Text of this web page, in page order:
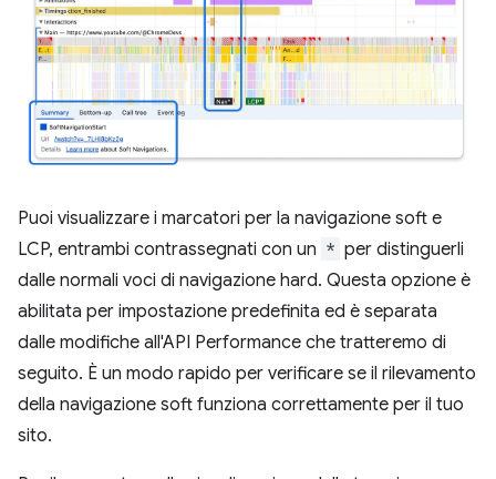
Puoi visualizzare i marcatori per la navigazione soft e
LCP, entrambi contrassegnati con un * per distinguerli
dalle normali voci di navigazione hard. Questa opzione è
abilitata per impostazione predefinita ed è separata
dalle modifiche all'API Performance che tratteremo di
seguito. È un modo rapido per verificare se il rilevamento
della navigazione soft funziona correttamente per il tuo
sito.